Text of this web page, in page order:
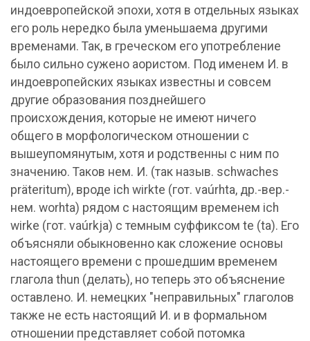
индоевропейской эпохи, хотя в отдельных языках
его роль нередко была уменьшаема другими
временами. Так, в греческом его употребление
было сильно сужено аористом. Под именем И. в
индоевропейских языках известны и совсем
другие образования позднейшего
происхождения, которые не имеют ничего
общего в морфологическом отношении с
вышеупомянутым, хотя и родственны с ним по
значению. Таков нем. И. (так назыв. schwaches
präteritum), вроде ich wirkte (гот. vaúrhta, др.-вер.-
нем. worhta) рядом с настоящим временем ich
wirke (гот. vaúrkja) с темным суффиксом te (ta). Его
объясняли обыкновенно как сложение основы
настоящего времени с прошедшим временем
глагола thun (делать), но теперь это объяснение
оставлено. И. немецких "неправильных" глаголов
также не есть настоящий И. и в формальном
отношении представляет собой потомка